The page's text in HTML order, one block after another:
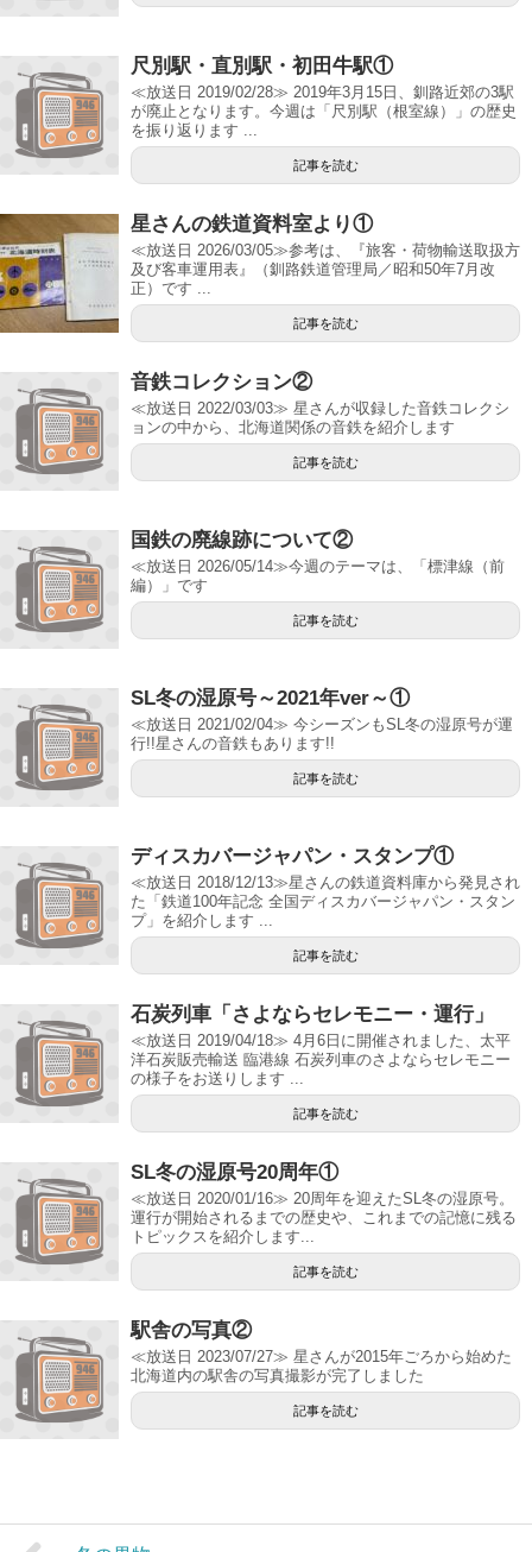
尺別駅・直別駅・初田牛駅①
≪放送日 2019/02/28≫ 2019年3月15日、釧路近郊の3駅
が廃止となります。今週は「尺別駅（根室線）」の歴史
を振り返ります ...
記事を読む
星さんの鉄道資料室より①
≪放送日 2026/03/05≫参考は、『旅客・荷物輸送取扱方
及び客車運用表』（釧路鉄道管理局／昭和50年7月改
正）です ...
記事を読む
音鉄コレクション②
≪放送日 2022/03/03≫ 星さんが収録した音鉄コレクシ
ョンの中から、北海道関係の音鉄を紹介します
記事を読む
国鉄の廃線跡について②
≪放送日 2026/05/14≫今週のテーマは、「標津線（前
編）」です
記事を読む
SL冬の湿原号～2021年ver～①
≪放送日 2021/02/04≫ 今シーズンもSL冬の湿原号が運
行!!星さんの音鉄もあります!!
記事を読む
ディスカバージャパン・スタンプ①
≪放送日 2018/12/13≫星さんの鉄道資料庫から発見され
た「鉄道100年記念 全国ディスカバージャパン・スタン
プ」を紹介します ...
記事を読む
石炭列車「さよならセレモニー・運行」
≪放送日 2019/04/18≫ 4月6日に開催されました、太平
洋石炭販売輸送 臨港線 石炭列車のさよならセレモニー
の様子をお送りします ...
記事を読む
SL冬の湿原号20周年①
≪放送日 2020/01/16≫ 20周年を迎えたSL冬の湿原号。
運行が開始されるまでの歴史や、これまでの記憶に残る
トピックスを紹介します...
記事を読む
駅舎の写真②
≪放送日 2023/07/27≫ 星さんが2015年ごろから始めた
北海道内の駅舎の写真撮影が完了しました
記事を読む